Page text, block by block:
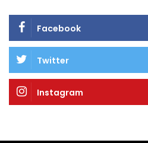
Facebook
Twitter
Instagram